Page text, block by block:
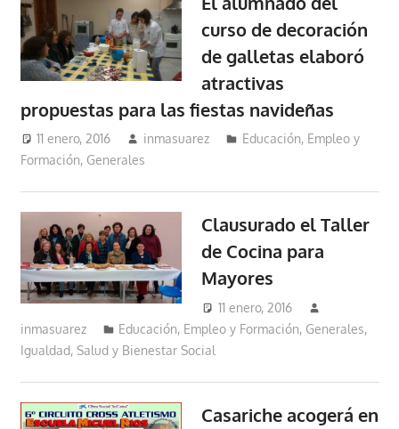
curso de decoración
de galletas elaboró
atractivas
propuestas para las fiestas navideñas
11 enero, 2016 inmasuarez
Educación, Empleo y
Formación, Generales
Clausurado el Taller
de Cocina para
Mayores
11 enero, 2016
inmasuarez
Educación, Empleo y Formación, Generales,
Igualdad, Salud y Bienestar Social
Casariche acogerá en